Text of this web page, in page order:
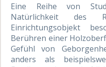
Eine Reihe von
Natürlichkeit des
Einrichtungsobjekt
Berühren einer
Gefühl von
anders als